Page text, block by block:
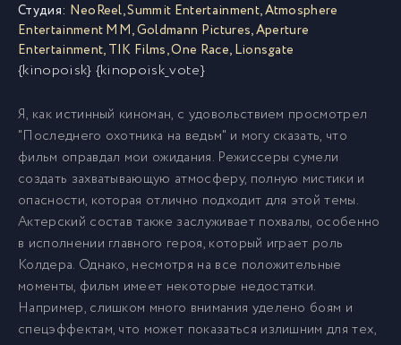
Студия: NeoReel,Summit Entertainment,Atmosphere
Entertainment MM,Goldmann Pictures,Aperture
Entertainment,TIK Films,One Race,Lionsgate
{kinopoisk} {kinopoisk_vote}
Я, как истинный киноман, с удовольствием просмотрел
"Последнего охотника на ведьм" и могу сказать, что
фильм оправдал мои ожидания. Режиссеры сумели
создать захватывающую атмосферу, полную мистики и
опасности, которая отлично подходит для этой темы.
Актерский состав также заслуживает похвалы, особенно
в исполнении главного героя, который играет роль
Колдера. Однако, несмотря на все положительные
моменты, фильм имеет некоторые недостатки.
Например, слишком много внимания уделено боям и
спецэффектам, что может показаться излишним для тех,